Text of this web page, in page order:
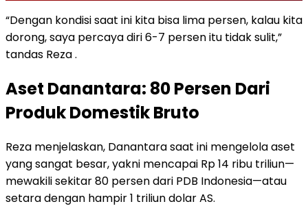
“Dengan kondisi saat ini kita bisa lima persen, kalau kita
dorong, saya percaya diri 6-7 persen itu tidak sulit,”
tandas Reza .
Aset Danantara: 80 Persen Dari
Produk Domestik Bruto
Reza menjelaskan, Danantara saat ini mengelola aset
yang sangat besar, yakni mencapai Rp 14 ribu triliun—
mewakili sekitar 80 persen dari PDB Indonesia—atau
setara dengan hampir 1 triliun dolar AS.